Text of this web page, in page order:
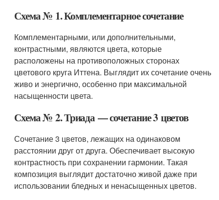
Схема № 1. Комплементарное сочетание
Комплементарными, или дополнительными,
контрастными, являются цвета, которые
расположены на противоположных сторонах
цветового круга Иттена. Выглядит их сочетание очень
живо и энергично, особенно при максимальной
насыщенности цвета.
Схема № 2. Триада — сочетание 3 цветов
Сочетание 3 цветов, лежащих на одинаковом
расстоянии друг от друга. Обеспечивает высокую
контрастность при сохранении гармонии. Такая
композиция выглядит достаточно живой даже при
использовании бледных и ненасыщенных цветов.